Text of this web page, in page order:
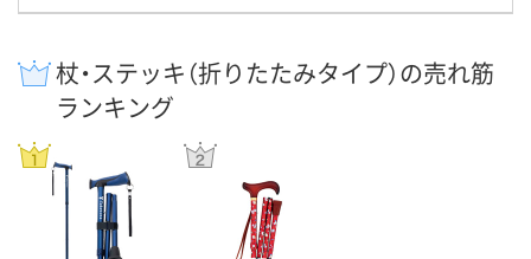
杖・ステッキ（折りたたみタイプ）の売れ筋
ランキング